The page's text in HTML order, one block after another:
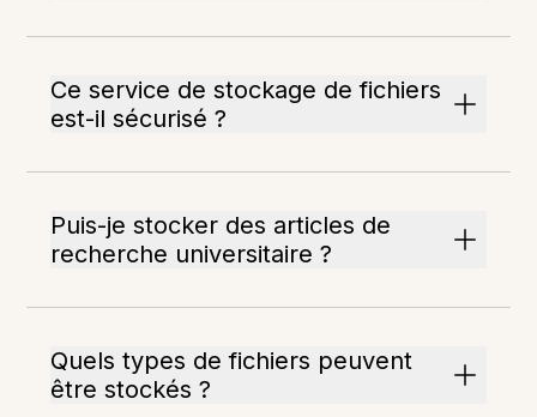
Ce service de stockage de fichiers
est-il sécurisé ?
Puis-je stocker des articles de
recherche universitaire ?
Quels types de fichiers peuvent
être stockés ?